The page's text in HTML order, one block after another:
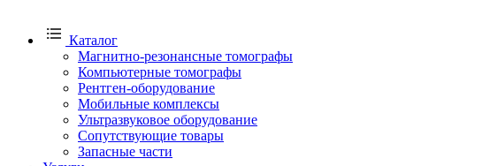
Каталог
Магнитно-резонансные томографы
Компьютерные томографы
Рентген-оборудование
Мобильные комплексы
Ультразвуковое оборудование
Сопутствующие товары
Запасные части